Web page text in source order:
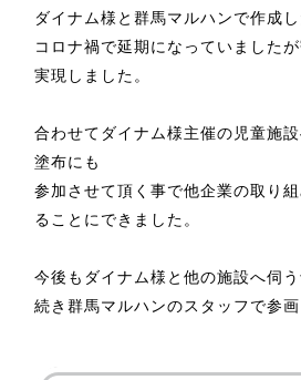
ダイナム様と群馬マルハンで作成し
コロナ禍で延期になっていました
実現しました。
合わせてダイナム様主催の児童施
塗布にも
参加させて頂く事で他企業の取り
ることにできました。
今後もダイナム様と他の施設へ伺
続き群馬マルハンのスタッフで参画